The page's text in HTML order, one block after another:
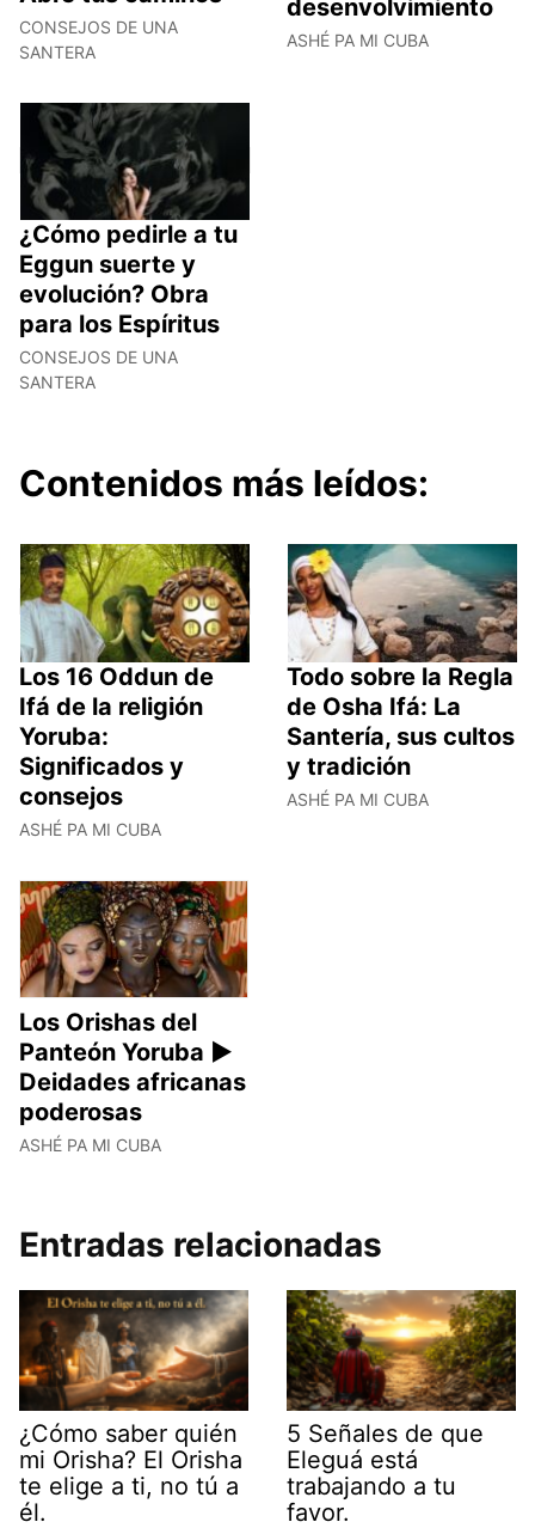
CONSEJOS DE UNA
SANTERA
desenvolvimiento
ASHÉ PA MI CUBA
¿Cómo pedirle a tu
Eggun suerte y
evolución? Obra
para los Espíritus
CONSEJOS DE UNA
SANTERA
Contenidos más leídos:
Los 16 Oddun de
Ifá de la religión
Yoruba:
Significados y
consejos
ASHÉ PA MI CUBA
Todo sobre la Regla
de Osha Ifá: La
Santería, sus cultos
y tradición
ASHÉ PA MI CUBA
Los Orishas del
Panteón Yoruba ►
Deidades africanas
poderosas
ASHÉ PA MI CUBA
Entradas relacionadas
¿Cómo saber quién
mi Orisha? El Orisha
te elige a ti, no tú a
él.
5 Señales de que
Eleguá está
trabajando a tu
favor.